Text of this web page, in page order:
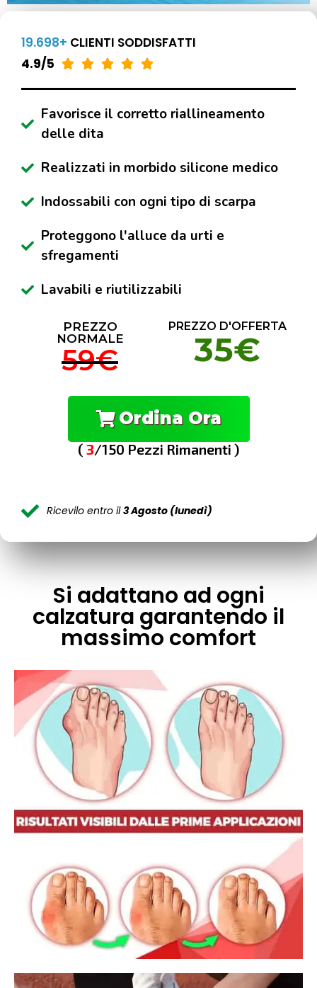
19.698+ CLIENTI SODDISFATTI
4.9/5
    
Favorisce il corretto riallineamento
delle dita
Realizzati in morbido silicone medico
Indossabili con ogni tipo di scarpa
Proteggono l'alluce da urti e
sfregamenti
Lavabili e riutilizzabili
PREZZO
NORMALE
59€
PREZZO D'OFFERTA
35€
Ordina Ora
( 3/150 Pezzi Rimanenti )
Ricevilo entro il3 Agosto (lunedì)
Si adattano ad ogni
calzatura garantendo il
massimo comfort